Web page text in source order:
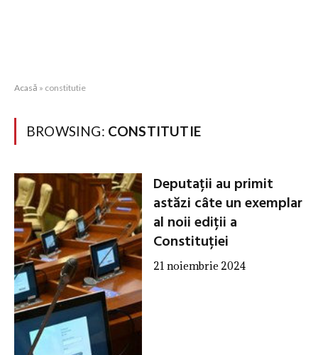
Acasă » constitutie
BROWSING: CONSTITUTIE
Deputații au primit
astăzi câte un exemplar
al noii ediții a
Constituției
21 noiembrie 2024